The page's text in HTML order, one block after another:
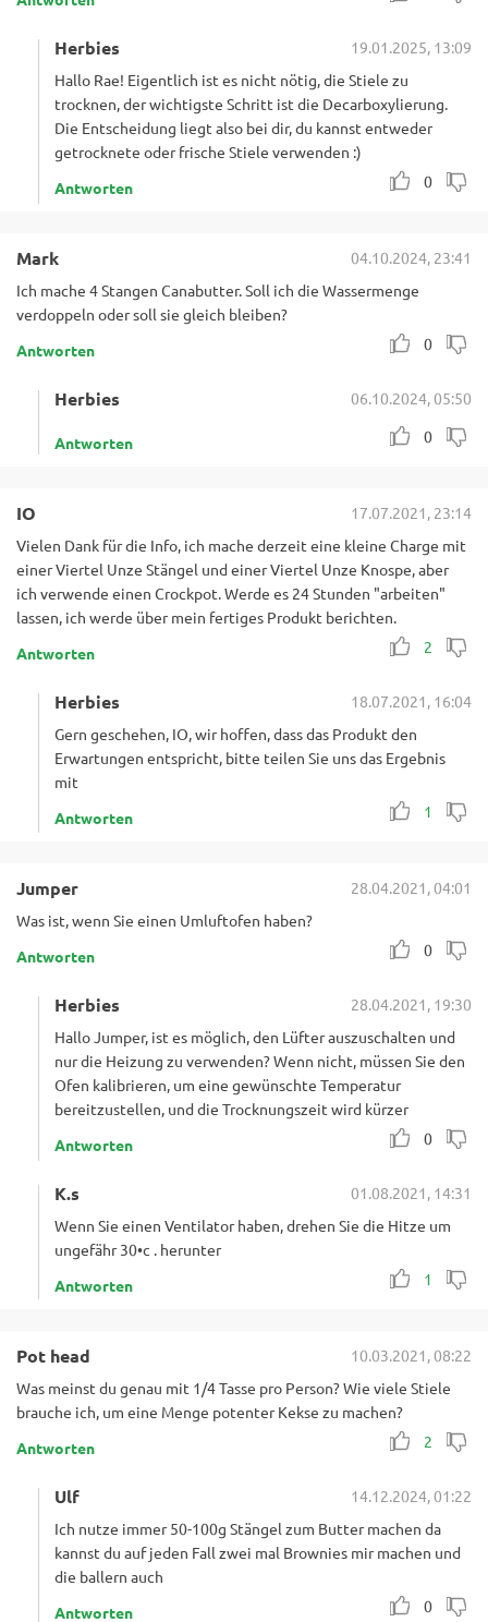
Herbies
19.01.2025, 13:09
Hallo Rae! Eigentlich ist es nicht nötig, die Stiele zu
trocknen, der wichtigste Schritt ist die Decarboxylierung.
Die Entscheidung liegt also bei dir, du kannst entweder
getrocknete oder frische Stiele verwenden :)
0
Antworten
Mark
04.10.2024, 23:41
Ich mache 4 Stangen Canabutter. Soll ich die Wassermenge
verdoppeln oder soll sie gleich bleiben?
0
Antworten
Herbies
06.10.2024, 05:50
0
Antworten
IO
17.07.2021, 23:14
Vielen Dank für die Info, ich mache derzeit eine kleine Charge mit
einer Viertel Unze Stängel und einer Viertel Unze Knospe, aber
ich verwende einen Crockpot. Werde es 24 Stunden "arbeiten"
lassen, ich werde über mein fertiges Produkt berichten.
2
Antworten
Herbies
18.07.2021, 16:04
Gern geschehen, IO, wir hoffen, dass das Produkt den
Erwartungen entspricht, bitte teilen Sie uns das Ergebnis
mit
1
Antworten
Jumper
28.04.2021, 04:01
Was ist, wenn Sie einen Umluftofen haben?
0
Antworten
Herbies
28.04.2021, 19:30
Hallo Jumper, ist es möglich, den Lüfter auszuschalten und
nur die Heizung zu verwenden? Wenn nicht, müssen Sie den
Ofen kalibrieren, um eine gewünschte Temperatur
bereitzustellen, und die Trocknungszeit wird kürzer
0
Antworten
K.s
01.08.2021, 14:31
Wenn Sie einen Ventilator haben, drehen Sie die Hitze um
ungefähr 30•c . herunter
1
Antworten
Pot head
10.03.2021, 08:22
Was meinst du genau mit 1/4 Tasse pro Person? Wie viele Stiele
brauche ich, um eine Menge potenter Kekse zu machen?
2
Antworten
Ulf
14.12.2024, 01:22
Ich nutze immer 50-100g Stängel zum Butter machen da
kannst du auf jeden Fall zwei mal Brownies mir machen und
die ballern auch
0
Antworten